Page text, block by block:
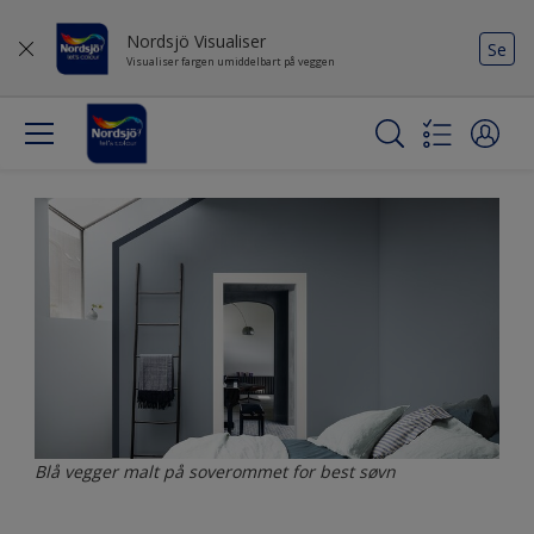
Nordsjö Visualiser
Visualiser fargen umiddelbart på veggen
Se
Blå vegger malt på soverommet for best søvn